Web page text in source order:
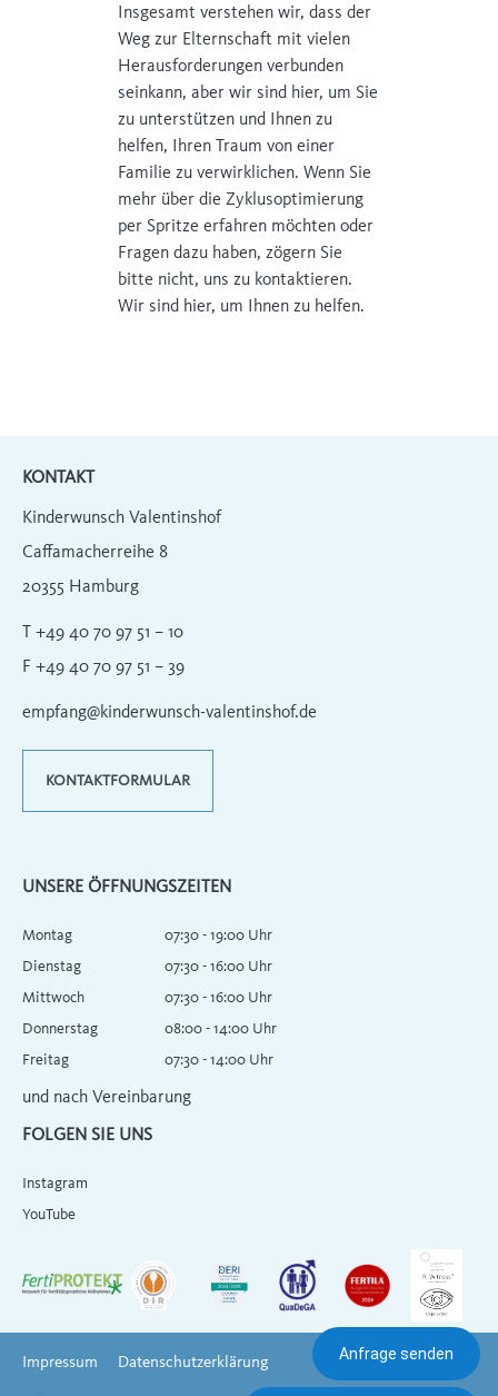
Insgesamt verstehen wir, dass der
Weg zur Elternschaft mit vielen
Herausforderungen verbunden
seinkann, aber wir sind hier, um Sie
zu unterstützen und Ihnen zu
helfen, Ihren Traum von einer
Familie zu verwirklichen. Wenn Sie
mehr über die Zyklusoptimierung
per Spritze erfahren möchten oder
Fragen dazu haben, zögern Sie
bitte nicht, uns zu kontaktieren.
Wir sind hier, um Ihnen zu helfen.
KONTAKT
Kinderwunsch Valentinshof
Caffamacherreihe 8
20355 Hamburg
T +49 40 70 97 51 – 10
F +49 40 70 97 51 – 39
empfang@kinderwunsch-valentinshof.de
KONTAKTFORMULAR
Anfrage senden
UNSERE ÖFFNUNGSZEITEN
Montag
Dienstag
Mittwoch
Donnerstag
Freitag
07:30 - 19:00 Uhr
07:30 - 16:00 Uhr
07:30 - 16:00 Uhr
08:00 - 14:00 Uhr
07:30 - 14:00 Uhr
und nach Vereinbarung
FOLGEN SIE UNS
Instagram
YouTube
Impressum Datenschutzerklärung